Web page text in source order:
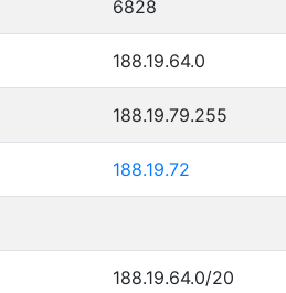
6828
188.19.64.0
188.19.79.255
188.19.72
188.19.64.0/20